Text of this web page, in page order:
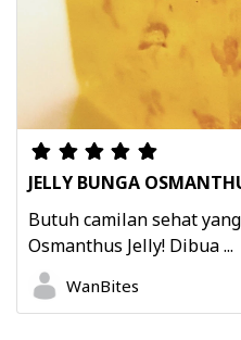
JELLY BUNGA
Butuh camilan sehat
Osmanthus Jelly! Dibua ...
WanBites